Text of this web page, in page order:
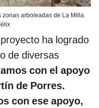
zonas arboleadas de La Milla.
ha logrado
de diversas
con el apoyo
de Porres.
con ese apoyo,